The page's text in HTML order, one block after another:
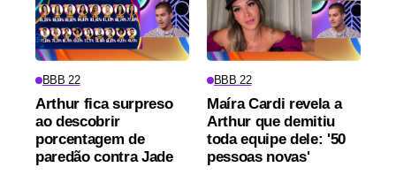
BBB 22
Arthur fica surpreso
ao descobrir
porcentagem de
paredão contra Jade
BBB 22
Maíra Cardi revela a
Arthur que demitiu
toda equipe dele: '50
pessoas novas'